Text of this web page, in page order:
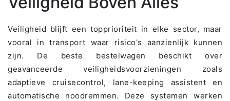
Veiligheid blijft een topprioriteit in elke sector, maar
vooral in transport waar risico's aanzienlijk kunnen
zijn. De beste bestelwagen beschikt over
geavanceerde veiligheidsvoorzieningen zoals
adaptieve cruisecontrol, lane-keeping assistent en
automatische noodremmen. Deze systemen werken